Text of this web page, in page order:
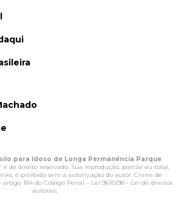
para Idoso de Longa Permanência Parque
é de direito reservado. Sua reprodução, parcial ou total,
é proibida sem a autorização do autor. Crime de
184 do Código Penal – Lei 9610/98 - Lei de direitos
autorais.